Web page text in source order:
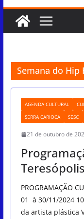
Semana do Hip
AGENDA CULTURAL
SERRA CARIOCA
SESC
21 de outubro de
PROGRAMAÇÃO
01 à 30/11/2024
da artista plástica